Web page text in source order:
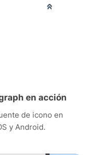
en acción
de icono en
y Android.